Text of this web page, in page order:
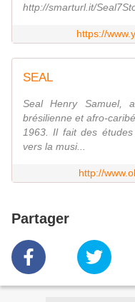
http://smarturl.it/
https://
SEAL
Seal Henry Samuel,
brésilienne et afro-
1963. Il fait des
vers la musi...
http://
Partager